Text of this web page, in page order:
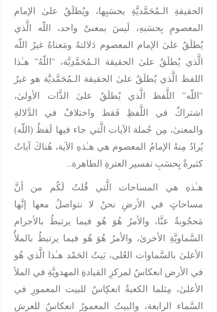
الحقيقةِ الـمُحَمَّديَّةِ بحسَبِها، ويُطلَقُ علىٰ الإمام
المعصومِ بِحسَبهِ، لَيسَ بمعنىًٰ واحد، اللّه الَّذي
يُطلَقُ علىٰ الإمام المعصوم دَلالتهُ ومَعناهُ غيرُ اللّه
الَّذي يُطلَقُ علىٰ الحقيقة الـمُحَمَّدِيَّة، "اللّهُ" هـٰذا
اللفظ الَّذي يُطلَقُ علىٰ الحقيقة الـمُحَمَّديَّة هو غيرُ
"اللّه" اللَّفظ الَّذي يُطلَقُ علىٰ الذَّات الأولىٰ،
اشتراكٌ في اللَّفظِ فَقط واختلافٌ في الدَّلالةِ
والمعنىٰ، مِن جُملة الآيات الَّتي جاء فيها لَفظُ (اللّه)
يُرادُ مِنهُ الإمامُ المعصوم هي هـٰذهِ الآية، هُناكَ آياتٌ
كثيرةٌ بِحسَبِ تفسير العترةِ الطاهرة..
هـٰذهِ هي المساحات الَّتي قُلتُ لَكُم من أنَّ
مساحاتٍ في الأرضِ نحنُ لا نتواصلُ معها إنَّها
مَحجُوبةٌ عنَّا، والأمرُ هُوَ هُو فيما يرتبطُ بالأجرام
السَّماويَّةِ الأخرىٰ، والأمرُ هُوَ هُو فيما يرتبطُ بالملأُ
الأعلىٰ بالسَّماوات العُلى، بَيتُ الحَمْد هـٰذا الَّذي هُو
في الأرض انعكاسٌ لمركزِ القيادةِ المهدويَّةِ في الملأ
الأعلىٰ، مِثلما الكعبةُ انعكِاسٌ للبيت المعمورِ في
السَّماء الرابعة، والبيتُ المعمورُ انعكاسٌ للعرش